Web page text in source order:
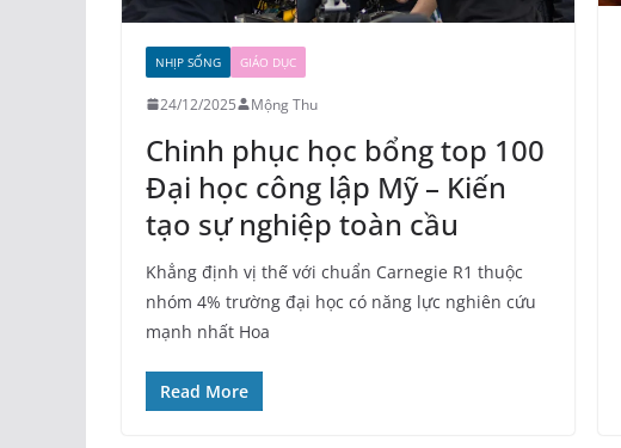
NHỊP SỐNG GIÁO DỤC
24/12/2025 Mộng Thu
Chinh phục học bổng top 100
Đại học công lập Mỹ – Kiến
tạo sự nghiệp toàn cầu
Khẳng định vị thế với chuẩn Carnegie R1 thuộc
nhóm 4% trường đại học có năng lực nghiên cứu
mạnh nhất Hoa
Read More